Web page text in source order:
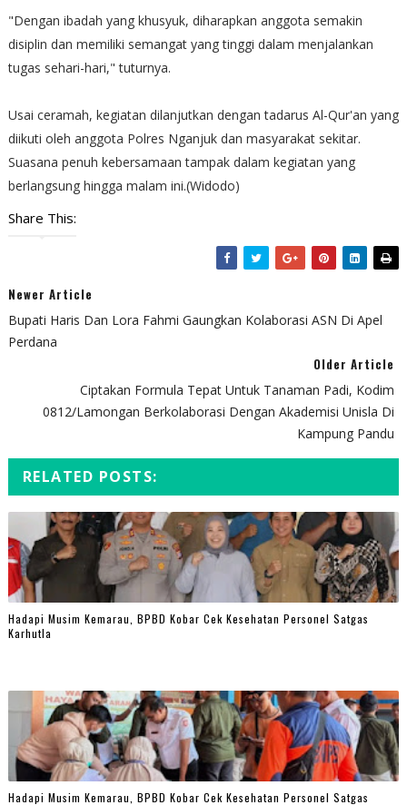
"Dengan ibadah yang khusyuk, diharapkan anggota semakin
disiplin dan memiliki semangat yang tinggi dalam menjalankan
tugas sehari-hari," tuturnya.
Usai ceramah, kegiatan dilanjutkan dengan tadarus Al-Qur'an yang
diikuti oleh anggota Polres Nganjuk dan masyarakat sekitar.
Suasana penuh kebersamaan tampak dalam kegiatan yang
berlangsung hingga malam ini.(Widodo)
Share This:
Newer Article
Bupati Haris Dan Lora Fahmi Gaungkan Kolaborasi ASN Di Apel
Perdana
Older Article
Ciptakan Formula Tepat Untuk Tanaman Padi, Kodim
0812/Lamongan Berkolaborasi Dengan Akademisi Unisla Di
Kampung Pandu
RELATED POSTS:
Hadapi Musim Kemarau, BPBD Kobar Cek Kesehatan Personel Satgas
Karhutla
Hadapi Musim Kemarau, BPBD Kobar Cek Kesehatan Personel Satgas